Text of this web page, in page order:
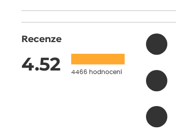
Recenze
4.52 4466 hodnocení